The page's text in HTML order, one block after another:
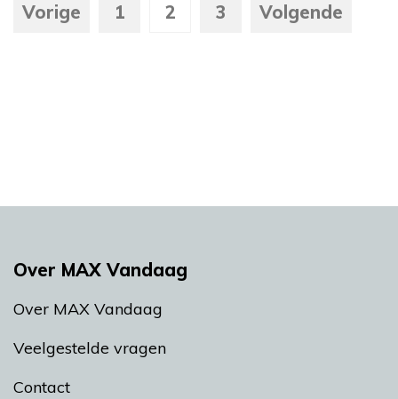
Vorige 1 2 3 Volgende
Over MAX Vandaag
Over MAX Vandaag
Veelgestelde vragen
Contact